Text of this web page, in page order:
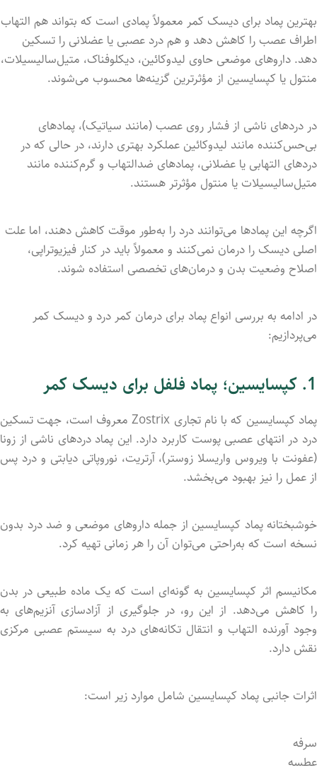
بهترین پماد برای دیسک کمر معمولاً پمادی است که بتواند هم التهاب
اطراف عصب را کاهش دهد و هم درد عصبی یا عضلانی را تسکین
دهد. داروهای موضعی حاوی لیدوکائین، دیکلوفناک، متیل‌سالیسیلات،
منتول یا کپسایسین از مؤثرترین گزینه‌ها محسوب می‌شوند.
در دردهای ناشی از فشار روی عصب (مانند سیاتیک)، پمادهای
بی‌حس‌کننده مانند لیدوکائین عملکرد بهتری دارند، در حالی که در
دردهای التهابی یا عضلانی، پمادهای ضدالتهاب و گرم‌کننده مانند
متیل‌سالیسیلات یا منتول مؤثرتر هستند.
اگرچه این پمادها می‌توانند درد را به‌طور موقت کاهش دهند، اما علت
اصلی دیسک را درمان نمی‌کنند و معمولاً باید در کنار فیزیوتراپی،
اصلاح وضعیت بدن و درمان‌های تخصصی استفاده شوند.
در ادامه به بررسی انواع پماد برای درمان کمر درد و دیسک کمر
می‌پردازیم:
1. کپسایسین؛ پماد فلفل برای دیسک کمر
پماد کپسایسین که با نام تجاری Zostrix معروف است، جهت تسکین‌
درد در انتهای عصبی پوست کاربرد دارد. این پماد دردهای ناشی از زونا
(عفونت با ویروس واریسلا زوستر)، آرتریت، نوروپاتی دیابتی و درد پس
از عمل را نیز بهبود می‌بخشد.
خوشبختانه پماد کپسایسین از جمله داروهای موضعی و ضد درد بدون
نسخه است که به‌راحتی می‌توان آن را هر زمانی تهیه کرد.
مکانیسم اثر کپسایسین به گونه‌ای است که یک ماده طبیعی در بدن
را کاهش می‌دهد. از این رو، در جلوگیری از آزادسازی آنزیم‌های به
وجود آورنده التهاب و انتقال تکانه‌های درد به سیستم عصبی مرکزی
نقش دارد.
اثرات جانبی پماد کپسایسین شامل موارد زیر است:
سرفه
عطسه